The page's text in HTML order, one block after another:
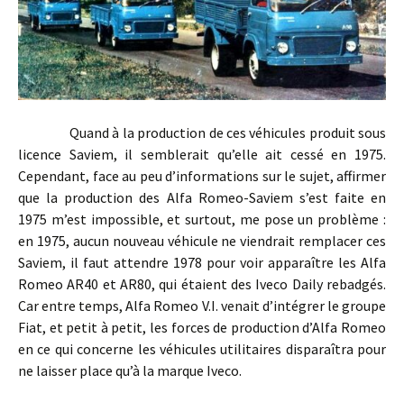
Quand à la production de ces véhicules produit sous
licence Saviem, il semblerait qu’elle ait cessé en 1975.
Cependant, face au peu d’informations sur le sujet, affirmer
que la production des Alfa Romeo-Saviem s’est faite en
1975 m’est impossible, et surtout, me pose un problème :
en 1975, aucun nouveau véhicule ne viendrait remplacer ces
Saviem, il faut attendre 1978 pour voir apparaître les Alfa
Romeo AR40 et AR80, qui étaient des Iveco Daily rebadgés.
Car entre temps, Alfa Romeo V.I. venait d’intégrer le groupe
Fiat, et petit à petit, les forces de production d’Alfa Romeo
en ce qui concerne les véhicules utilitaires disparaîtra pour
ne laisser place qu’à la marque Iveco.